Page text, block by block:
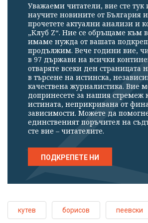
Уважаеми читатели, вие сте тук
научите новините от България
прочетете актуални анализи и
„Клуб Z“. Ние се обръщаме към
имаме нужда от вашата
продължим. Вече години вие,
в 97 държави на всички
отваряте всеки ден страницата
в търсене на истинска,
качествена журналистика. Вие
допринесете за нашия стремеж
истината, неприкривана от
зависимости. Можете да
единственият поръчител на
сте вие – читателите.
ПОДКРЕПЕТЕ НИ
кутев борисов пеевски